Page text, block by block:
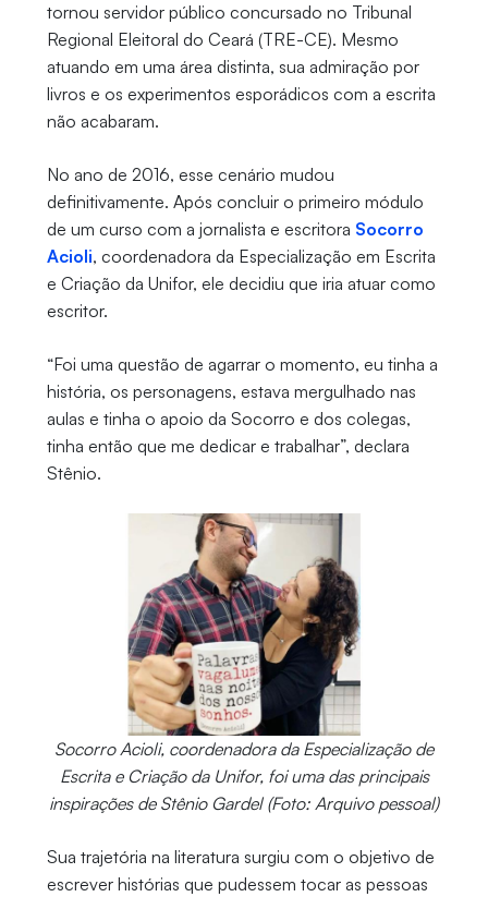
tornou servidor público concursado no Tribunal
Regional Eleitoral do Ceará (TRE-CE). Mesmo
atuando em uma área distinta, sua admiração por
livros e os experimentos esporádicos com a escrita
não acabaram.
No ano de 2016, esse cenário mudou
definitivamente. Após concluir o primeiro módulo
de um curso com a jornalista e escritora Socorro
Acioli, coordenadora da Especialização em Escrita
e Criação da Unifor, ele decidiu que iria atuar como
escritor.
“Foi uma questão de agarrar o momento, eu tinha a
história, os personagens, estava mergulhado nas
aulas e tinha o apoio da Socorro e dos colegas,
tinha então que me dedicar e trabalhar”, declara
Stênio.
Socorro Acioli, coordenadora da Especialização de
Escrita e Criação da Unifor, foi uma das principais
inspirações de Stênio Gardel (Foto: Arquivo pessoal)
Sua trajetória na literatura surgiu com o objetivo de
escrever histórias que pudessem tocar as pessoas